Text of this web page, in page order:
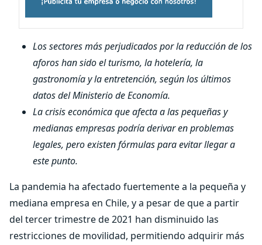
Los sectores más perjudicados por la reducción de los
aforos han sido el turismo, la hotelería, la
gastronomía y la entretención, según los últimos
datos del Ministerio de Economía.
La crisis económica que afecta a las pequeñas y
medianas empresas podría derivar en problemas
legales, pero existen fórmulas para evitar llegar a
este punto.
La pandemia ha afectado fuertemente a la pequeña y
mediana empresa en Chile, y a pesar de que a partir
del tercer trimestre de 2021 han disminuido las
restricciones de movilidad, permitiendo adquirir más